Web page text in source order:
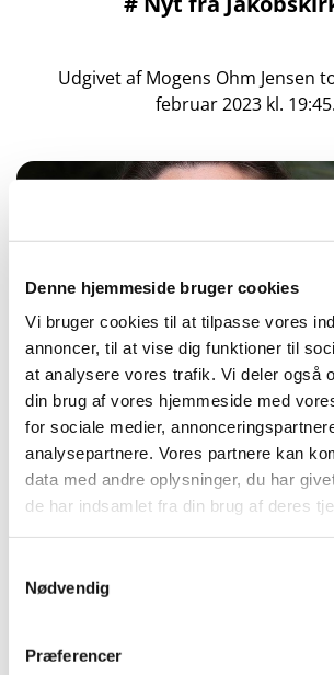
Denne hjemmeside bruger cookies
Vi bruger cookies til at tilpasse vores
annoncer, til at vise dig funktioner til
at analysere vores trafik. Vi deler også
din brug af vores hjemmeside med
for sociale medier,
analysepartnere. Vores partnere kan
data med andre oplysninger, du har
de har indsamlet fra din brug af deres
Nødvendig
Præferencer
Udgivet af Mogens Ohm Jensen
februar 2023 kl. 19:45.
Det nye ansigt: Anne Mette
Fra d. 1. marts er Anne Mette
konstitueret som sognepræst i
sognepræst Marianne Pedersen og
Anne Mettes første gudstjeneste i